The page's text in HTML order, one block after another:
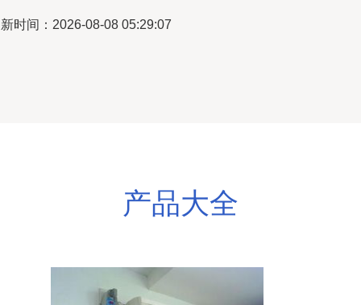
时间：2026-08-08 05:29:07
产品大全